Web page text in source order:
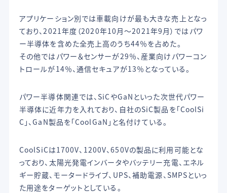
アプリケーション別では車載向けが最も大きな売上となっ
ており、2021年度（2020年10月〜2021年9月）ではパワ
ー半導体を含めた全売上高のうち44％を占めた。
その他ではパワー＆センサーが29％、産業向けパワーコン
トロールが14％、通信セキュアが13％となっている。
パワー半導体関連では、SiCやGaNといった次世代パワー
半導体に近年力を入れており、自社のSiC製品を「CoolSi
C」、GaN製品を「CoolGaN」と名付けている。
CoolSiCは1700V、1200V、650Vの製品に利用可能とな
っており、太陽光発電インバータやバッテリー充電、エネル
ギー貯蔵、モータードライブ、UPS、補助電源、SMPSといっ
た用途をターゲットとしている。